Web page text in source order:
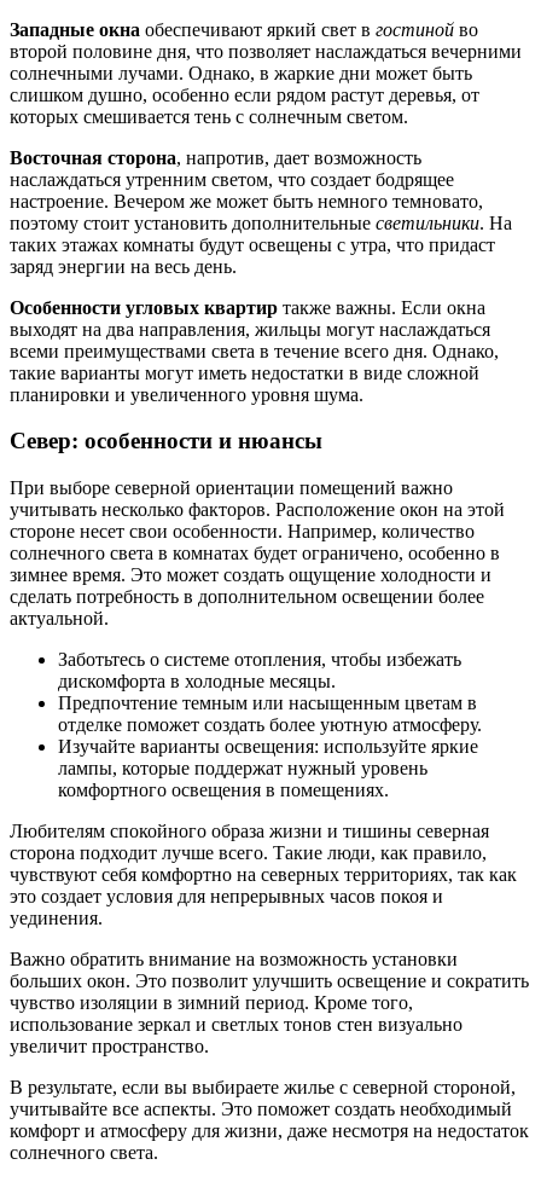
Западные окна обеспечивают яркий свет в гостиной во
второй половине дня, что позволяет наслаждаться вечерними
солнечными лучами. Однако, в жаркие дни может быть
слишком душно, особенно если рядом растут деревья, от
которых смешивается тень с солнечным светом.
Восточная сторона, напротив, дает возможность
наслаждаться утренним светом, что создает бодрящее
настроение. Вечером же может быть немного темновато,
поэтому стоит установить дополнительные светильники. На
таких этажах комнаты будут освещены с утра, что придаст
заряд энергии на весь день.
Особенности угловых квартир также важны. Если окна
выходят на два направления, жильцы могут наслаждаться
всеми преимуществами света в течение всего дня. Однако,
такие варианты могут иметь недостатки в виде сложной
планировки и увеличенного уровня шума.
Север: особенности и нюансы
При выборе северной ориентации помещений важно
учитывать несколько факторов. Расположение окон на этой
стороне несет свои особенности. Например, количество
солнечного света в комнатах будет ограничено, особенно в
зимнее время. Это может создать ощущение холодности и
сделать потребность в дополнительном освещении более
актуальной.
Заботьтесь о системе отопления, чтобы избежать
дискомфорта в холодные месяцы.
Предпочтение темным или насыщенным цветам в
отделке поможет создать более уютную атмосферу.
Изучайте варианты освещения: используйте яркие
лампы, которые поддержат нужный уровень
комфортного освещения в помещениях.
Любителям спокойного образа жизни и тишины северная
сторона подходит лучше всего. Такие люди, как правило,
чувствуют себя комфортно на северных территориях, так как
это создает условия для непрерывных часов покоя и
уединения.
Важно обратить внимание на возможность установки
больших окон. Это позволит улучшить освещение и сократить
чувство изоляции в зимний период. Кроме того,
использование зеркал и светлых тонов стен визуально
увеличит пространство.
В результате, если вы выбираете жилье с северной стороной,
учитывайте все аспекты. Это поможет создать необходимый
комфорт и атмосферу для жизни, даже несмотря на недостаток
солнечного света.